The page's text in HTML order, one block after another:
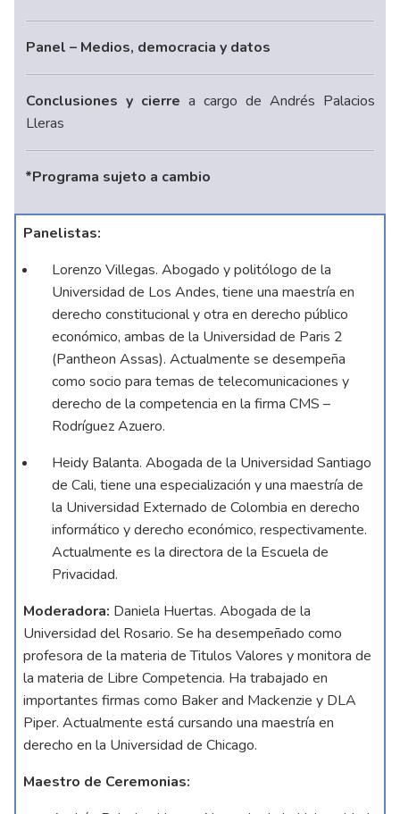
Panel – Medios, democracia y datos
Conclusiones y cierre a cargo de Andrés Palacios
Lleras
*Programa sujeto a cambio
Panelistas:
Lorenzo Villegas. Abogado y politólogo de la
Universidad de Los Andes, tiene una maestría en
derecho constitucional y otra en derecho público
económico, ambas de la Universidad de Paris 2
(Pantheon Assas). Actualmente se desempeña
como socio para temas de telecomunicaciones y
derecho de la competencia en la firma CMS –
Rodríguez Azuero.
Heidy Balanta. Abogada de la Universidad Santiago
de Cali, tiene una especialización y una maestría de
la Universidad Externado de Colombia en derecho
informático y derecho económico, respectivamente.
Actualmente es la directora de la Escuela de
Privacidad.
Moderadora: Daniela Huertas. Abogada de la
Universidad del Rosario. Se ha desempeñado como
profesora de la materia de Titulos Valores y monitora de
la materia de Libre Competencia. Ha trabajado en
importantes firmas como Baker and Mackenzie y DLA
Piper. Actualmente está cursando una maestría en
derecho en la Universidad de Chicago.
Maestro de Ceremonias: